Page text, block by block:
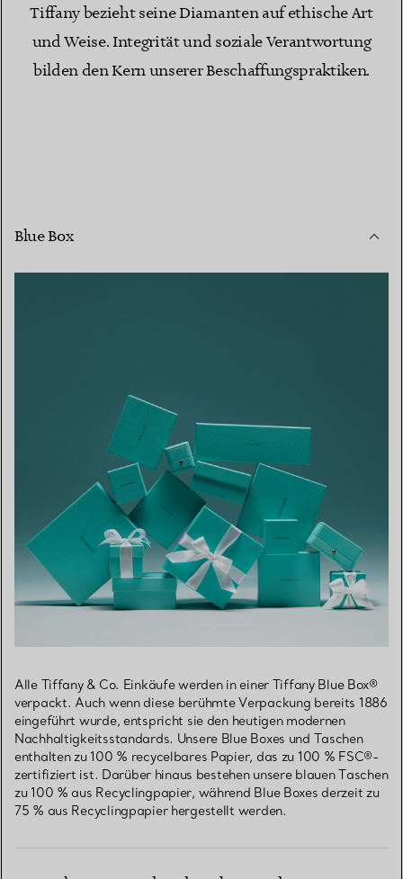
Tiffany bezieht seine Diamanten auf ethische Art
und Weise. Integrität und soziale Verantwortung
bilden den Kern unserer Beschaffungspraktiken.
Blue Box
Alle Tiffany & Co. Einkäufe werden in einer Tiffany Blue Box®
verpackt. Auch wenn diese berühmte Verpackung bereits 1886
eingeführt wurde, entspricht sie den heutigen modernen
Nachhaltigkeitsstandards. Unsere Blue Boxes und Taschen
enthalten zu 100 % recycelbares Papier, das zu 100 % FSC®-
zertifiziert ist. Darüber hinaus bestehen unsere blauen Taschen
zu 100 % aus Recyclingpapier, während Blue Boxes derzeit zu
75 % aus Recyclingpapier hergestellt werden.